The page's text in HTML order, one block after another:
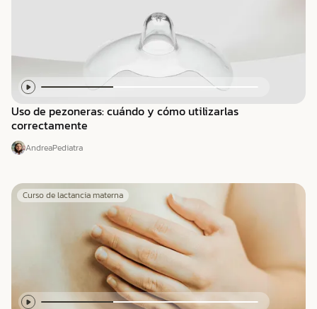
Uso de pezoneras: cuándo y cómo utilizarlas
correctamente
AndreaPediatra
Curso de lactancia materna